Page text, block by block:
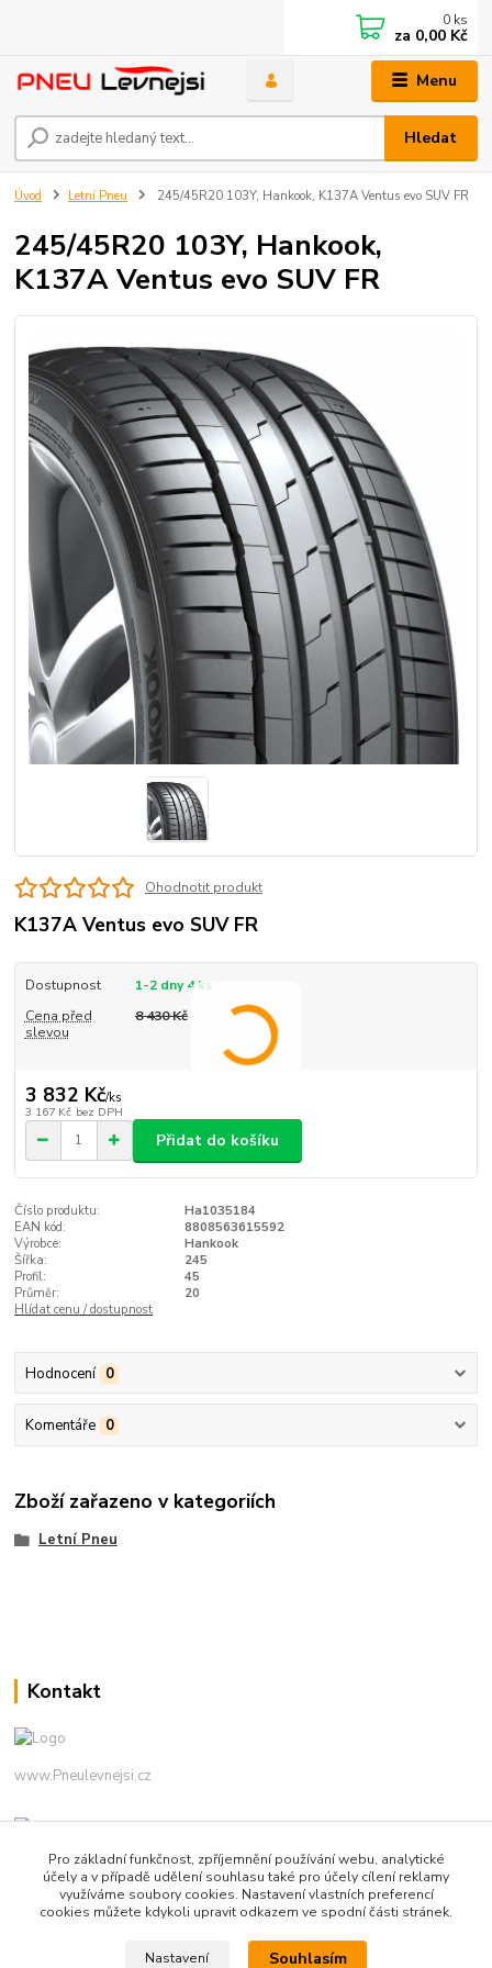
Menu
Hledat
0 ks
za 0,00 Kč
Úvod Letní Pneu 245/45R20 103Y, Hankook, K137A Ventus evo SUV FR
245/45R20 103Y, Hankook,
K137A Ventus evo SUV FR
Ohodnotit produkt
K137A Ventus evo SUV FR
Dostupnost
1-2 dny 4 ks
Cena před
slevou
8 430 Kč
3 832 Kč/ks
3 167 Kč bez DPH
Přidat do košíku
Číslo produktu:
Ha1035184
EAN kód:
8808563615592
Výrobce:
Hankook
Šířka:
245
Profil:
45
Průměr:
20
Hlídat cenu / dostupnost
Hodnocení 0
Komentáře 0
Zboží zařazeno v kategoriích
Letní Pneu
Kontakt
www.Pneulevnejsi.cz
info(a)pneulevnejsi.cz
Pro základní funkčnost, zpříjemnění používání webu, analytické
účely a v případě udělení souhlasu také pro účely cílení reklamy
využíváme soubory cookies. Nastavení vlastních preferencí
cookies můžete kdykoli upravit odkazem ve spodní části stránek.
Nastavení Souhlasím